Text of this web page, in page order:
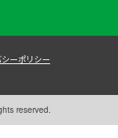
ーポリシー
reserved.